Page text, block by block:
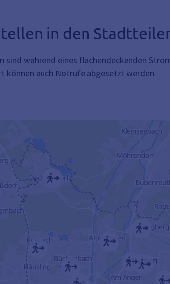
in den
während eines flächendeckenden
können auch Notrufe abgesetzt werden.